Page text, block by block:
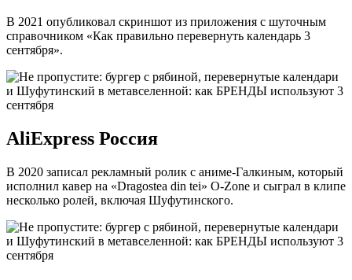
В 2021 опубликовал скриншот из приложения с шуточным
справочником «Как правильно перевернуть календарь 3
сентября».
AliExpress Россия
В 2020 записал рекламный ролик с аниме-Галкиным, который
исполнил кавер на «Dragostea din tei» O-Zone и сыграл в клипе
несколько ролей, включая Шуфутинского.